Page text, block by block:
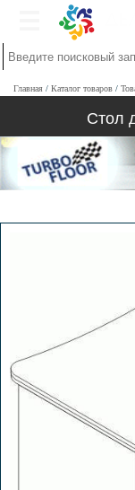
Главная Каталог товаров
Стол